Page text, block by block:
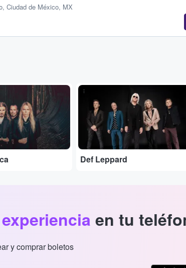
Ciudad de México, MX
...
Def Leppard
en tu
y comprar boletos